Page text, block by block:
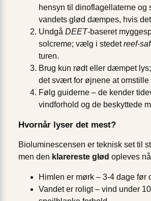
hensyn til dinoflagellaterne og
vandets glød dæmpes, hvis
Undgå DEET-baseret
solcreme; vælg i stedetreef-
turen.
Brug kun rødt eller dæmpet
det svært for øjnene at omstille
Følg guiderne – de kender
vindforhold og de beskyttede
Hvornår lyser det mest?
Bioluminescensen er teknisk set til
men den klarereste glød opleves
Himlen er mørk – 3-4 dage før
Vandet er roligt – vind under